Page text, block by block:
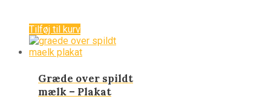
Tilføj til kurv
Græde over spildt
mælk – Plakat